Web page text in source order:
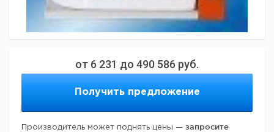
от 6 231 до 490 586 руб.
Получить предложение
Производитель может поднять цены — запросите